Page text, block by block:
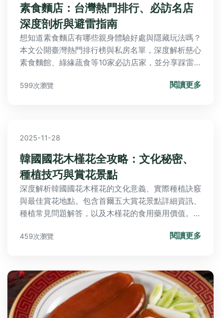
素食麵店：台灣熱門排行、必訪名店
深度剖析與避雷指南
想知道素食麵店有哪些親身體驗好處與隱藏玩法嗎？
本文公開臺灣熱門排行榜與私房名單，深度解析慈心
素食麵館、綠緣蔬食等10家必訪店家，並分享踩雷
更過癮又安心！
599次瀏覽 閱讀更多
2025-11-28
韓國國花木槿花全攻略：文化秘密、
種植技巧與賞花景點
深度解析韓國國花木槿花的文化意義、實際種植訣竅
與最佳賞花地點。包含首爾五大賞花景點詳細資訊、
種植常見問題解答，以及木槿花的食用藥用價值。無
需求。
459次瀏覽 閱讀更多